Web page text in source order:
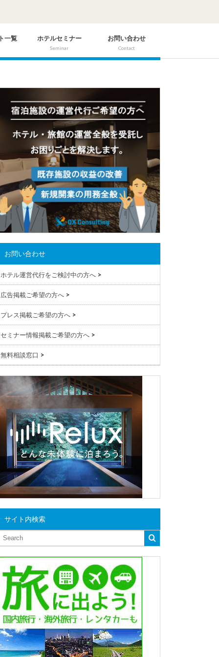
一覧 ホテルセミナー
Seminar
お問い合わせ
Contact
お問い合わせ
ホテル運営代行をご検討中の方へ >
広告掲載ご希望の方へ >
プレス掲載ご希望の方へ >
セミナー情報掲載ご希望の方へ >
無料相談窓口 >
サイト内検索